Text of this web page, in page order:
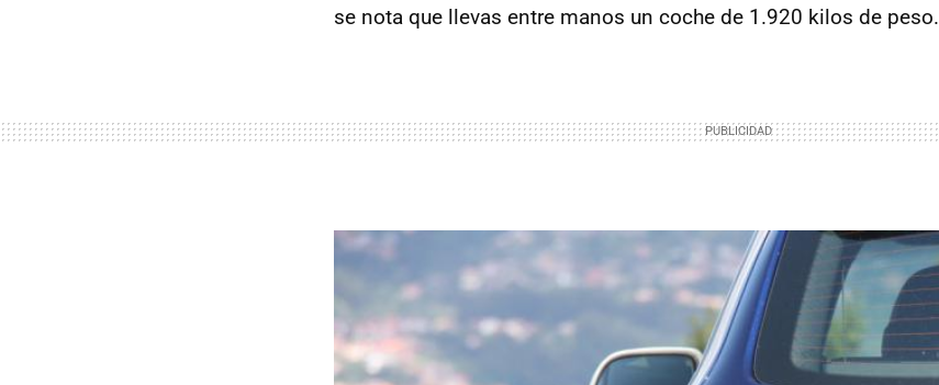
se nota que llevas entre manos un coche de 1.920 kilos de peso.